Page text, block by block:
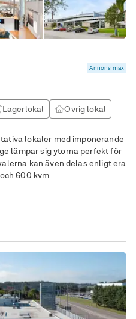
Annons max
Lagerlokal Övrig lokal
lokaler med imponerande
lämpar sig ytorna perfekt för
kan även delas enligt era
600 kvm